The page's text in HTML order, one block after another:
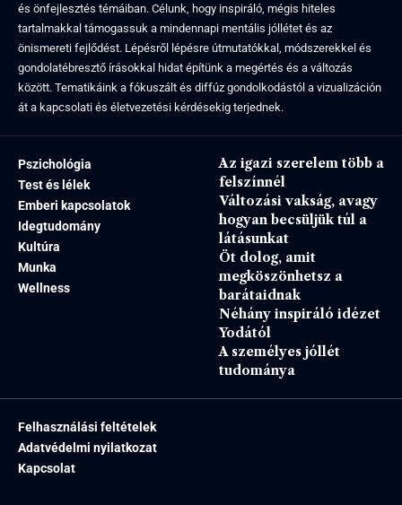
és önfejlesztés témáiban. Célunk, hogy inspiráló, mégis hiteles
tartalmakkal támogassuk a mindennapi mentális jóllétet és az
önismereti fejlődést. Lépésről lépésre útmutatókkal, módszerekkel és
gondolatébresztő írásokkal hidat építünk a megértés és a változás
között. Tematikáink a fókuszált és diffúz gondolkodástól a vizualizáción
át a kapcsolati és életvezetési kérdésekig terjednek.
Pszichológia
Test és lélek
Emberi kapcsolatok
Idegtudomány
Kultúra
Munka
Wellness
Az igazi szerelem több a
felszínnél
Változási vakság, avagy
hogyan becsüljük túl a
látásunkat
Öt dolog, amit
megköszönhetsz a
barátaidnak
Néhány inspiráló idézet
Yodától
A személyes jóllét
tudománya
Felhasználási feltételek
Adatvédelmi nyilatkozat
Kapcsolat